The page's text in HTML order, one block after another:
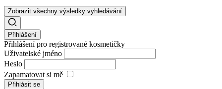
Zobrazit všechny výsledky vyhledávání
Přihlášení
Přihlášení pro registrované kosmetičky
Uživatelské jméno
Heslo
Zapamatovat si mě